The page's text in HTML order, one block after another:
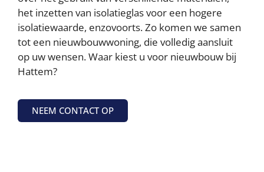
het inzetten van isolatieglas voor een hogere
isolatiewaarde, enzovoorts. Zo komen we samen
tot een nieuwbouwwoning, die volledig aansluit
op uw wensen. Waar kiest u voor nieuwbouw bij
Hattem?
NEEM CONTACT OP